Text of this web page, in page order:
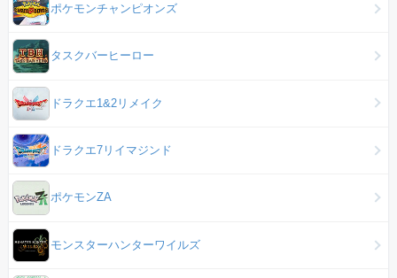
ポケモンチャンピオンズ
タスクバーヒーロー
ドラクエ1&2リメイク
ドラクエ7リイマジンド
ポケモンZA
モンスターハンターワイルズ